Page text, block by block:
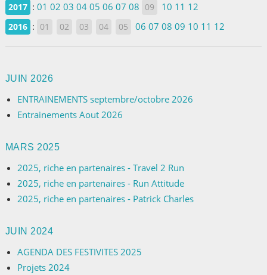
2017 : 01 02 03 04 05 06 07 08 09 10 11 12
2016 : 01 02 03 04 05 06 07 08 09 10 11 12
JUIN 2026
ENTRAINEMENTS septembre/octobre 2026
Entrainements Aout 2026
MARS 2025
2025, riche en partenaires - Travel 2 Run
2025, riche en partenaires - Run Attitude
2025, riche en partenaires - Patrick Charles
JUIN 2024
AGENDA DES FESTIVITES 2025
Projets 2024